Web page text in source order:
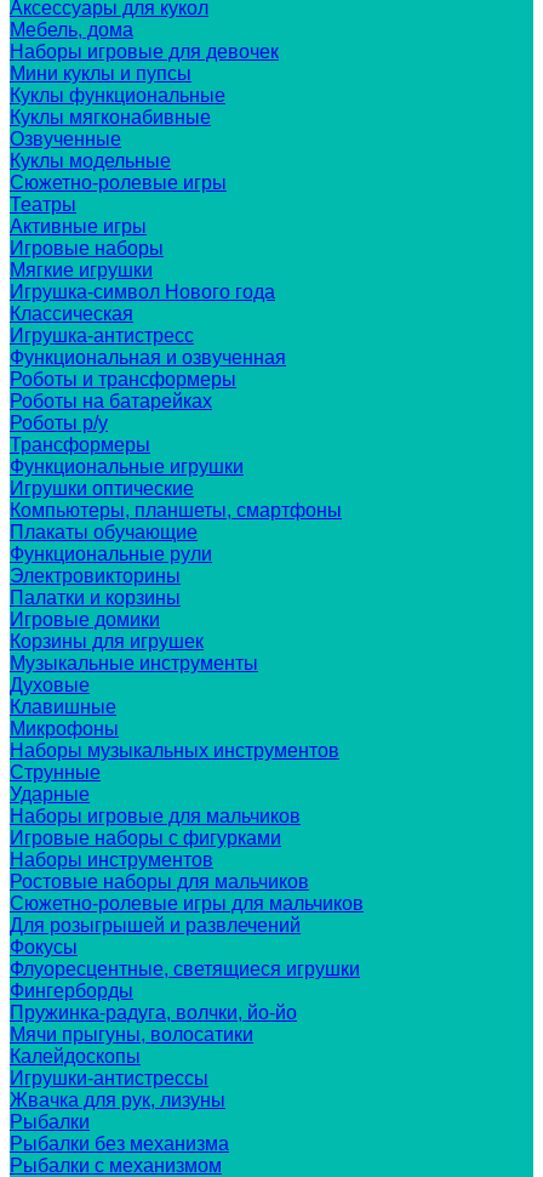
Аксессуары для кукол
Мебель, дома
Наборы игровые для девочек
Мини куклы и пупсы
Куклы функциональные
Куклы мягконабивные
Озвученные
Куклы модельные
Сюжетно-ролевые игры
Театры
Активные игры
Игровые наборы
Мягкие игрушки
Игрушка-символ Нового года
Классическая
Игрушка-антистресс
Функциональная и озвученная
Роботы и трансформеры
Роботы на батарейках
Роботы р/у
Трансформеры
Функциональные игрушки
Игрушки оптические
Компьютеры, планшеты, смартфоны
Плакаты обучающие
Функциональные рули
Электровикторины
Палатки и корзины
Игровые домики
Корзины для игрушек
Музыкальные инструменты
Духовые
Клавишные
Микрофоны
Наборы музыкальных инструментов
Струнные
Ударные
Наборы игровые для мальчиков
Игровые наборы с фигурками
Наборы инструментов
Ростовые наборы для мальчиков
Сюжетно-ролевые игры для мальчиков
Для розыгрышей и развлечений
Фокусы
Флуоресцентные, светящиеся игрушки
Фингерборды
Пружинка-радуга, волчки, йо-йо
Мячи прыгуны, волосатики
Калейдоскопы
Игрушки-антистрессы
Жвачка для рук, лизуны
Рыбалки
Рыбалки без механизма
Рыбалки с механизмом